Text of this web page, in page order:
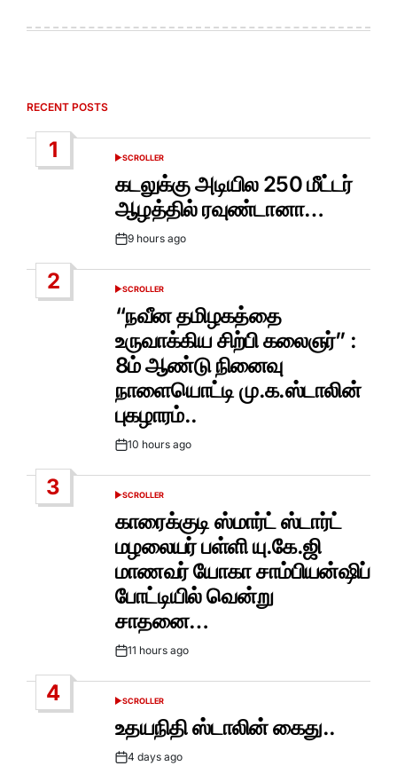
RECENT POSTS
1
POSTED
SCROLLER
கடலுக்கு அடியில 250 மீட்டர்
ஆழத்தில் ரவுண்டானா…
Post9 hours ago
2
POSTED
IN
SCROLLER
“நவீன தமிழகத்தை
உருவாக்கிய சிற்பி கலைஞர்” :
8ம் ஆண்டு நினைவு
நாளையொட்டி மு.க.ஸ்டாலின்
புகழாரம்..
Post10 hours ago
3
POSTED
SCROLLER
காரைக்குடி ஸ்மார்ட் ஸ்டார்ட்
மழலையர் பள்ளி யு.கே.ஜி
மாணவர் யோகா சாம்பியன்ஷிப்
போட்டியில் வென்று
சாதனை…
Post11 hours ago
4
POSTED
SCROLLER
உதயநிதி ஸ்டாலின் கைது..
4 days ago